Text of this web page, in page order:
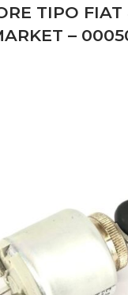
TIPO
–